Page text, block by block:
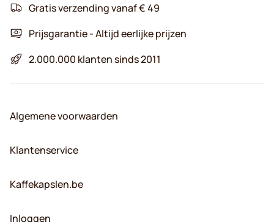
Gratis verzending vanaf € 49
Prijsgarantie - Altijd eerlijke prijzen
2.000.000 klanten sinds 2011
Algemene voorwaarden
Klantenservice
Kaffekapslen.be
Inloggen